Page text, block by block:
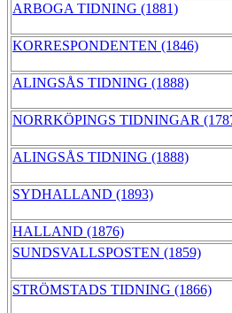
ARBOGA TIDNING (1881)
KORRESPONDENTEN (1846)
ALINGSÅS TIDNING (1888)
NORRKÖPINGS TIDNINGAR
ALINGSÅS TIDNING (1888)
SYDHALLAND (1893)
HALLAND (1876)
SUNDSVALLSPOSTEN (1859)
STRÖMSTADS TIDNING (1866)